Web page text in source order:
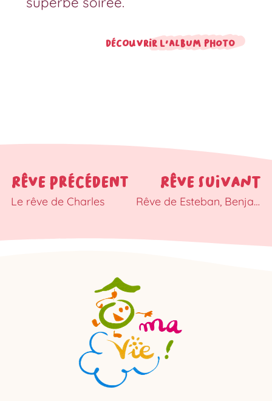
Découvrir l'album photo
RÊVE PRÉCÉDENT
Le rêve de Charles
RÊVE SUIVANT
Rêve de Esteban, Benjamin et Jérémy